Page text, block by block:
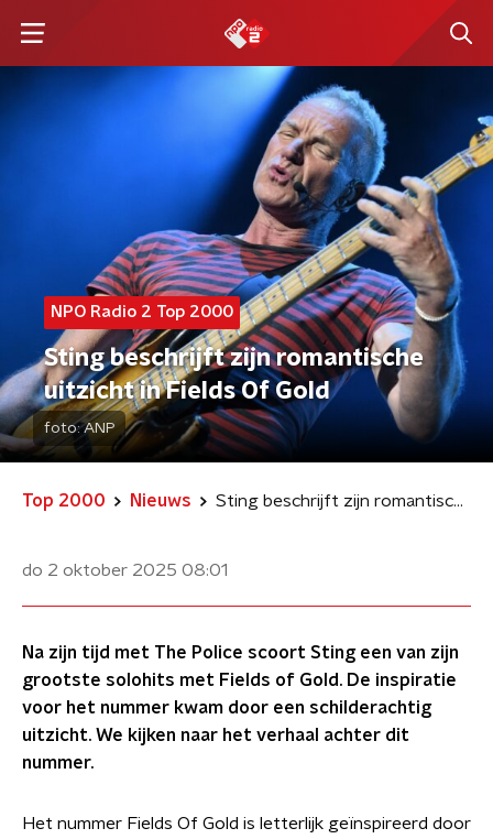
NPO Radio 2 Top 2000
Sting beschrijft zijn romantische
uitzicht in Fields Of Gold
foto:ANP
Top 2000 Nieuws Sting beschrijft zijn romantische uitzicht in Fields Of Gold
do 2 oktober 2025 08:01
Na zijn tijd met The Police scoort Sting een van zijn
grootste solohits met Fields of Gold. De inspiratie
voor het nummer kwam door een schilderachtig
uitzicht. We kijken naar het verhaal achter dit
nummer.
Het nummer Fields Of Gold is letterlijk geïnspireerd door